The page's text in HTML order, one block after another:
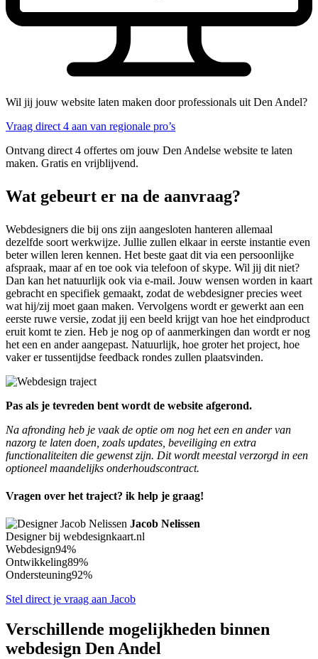
Wil jij jouw website laten maken door professionals uit Den Andel?
Vraag direct 4 aan van regionale pro’s
Ontvang direct 4 offertes om jouw Den Andelse website te laten
maken. Gratis en vrijblijvend.
Wat gebeurt er na de aanvraag?
Webdesigners die bij ons zijn aangesloten hanteren allemaal
dezelfde soort werkwijze. Jullie zullen elkaar in eerste instantie even
beter willen leren kennen. Het beste gaat dit via een persoonlijke
afspraak, maar af en toe ook via telefoon of skype. Wil jij dit niet?
Dan kan het natuurlijk ook via e-mail. Jouw wensen worden in kaart
gebracht en specifiek gemaakt, zodat de webdesigner precies weet
wat hij/zij moet gaan maken. Vervolgens wordt er gewerkt aan een
eerste ruwe versie, zodat jij een beeld krijgt van hoe het eindproduct
eruit komt te zien. Heb je nog op of aanmerkingen dan wordt er nog
het een en ander aangepast. Natuurlijk, hoe groter het project, hoe
vaker er tussentijdse feedback rondes zullen plaatsvinden.
Pas als je tevreden bent wordt de website afgerond.
Na afronding heb je vaak de optie om nog het een en ander van
nazorg te laten doen, zoals updates, beveiliging en extra
functionaliteiten die gewenst zijn. Dit wordt meestal verzorgd in een
optioneel maandelijks onderhoudscontract.
Vragen over het traject? ik help je graag!
Jacob Nelissen
Designer bij webdesignkaart.nl
Webdesign94%
Ontwikkeling89%
Ondersteuning92%
Stel direct je vraag aan Jacob
Verschillende mogelijkheden binnen
webdesign Den Andel